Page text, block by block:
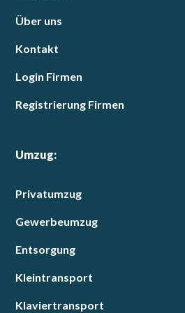
Über uns
Kontakt
Login Firmen
Registrierung Firmen
Umzug:
Privatumzug
Gewerbeumzug
Entsorgung
Kleintransport
Klaviertransport